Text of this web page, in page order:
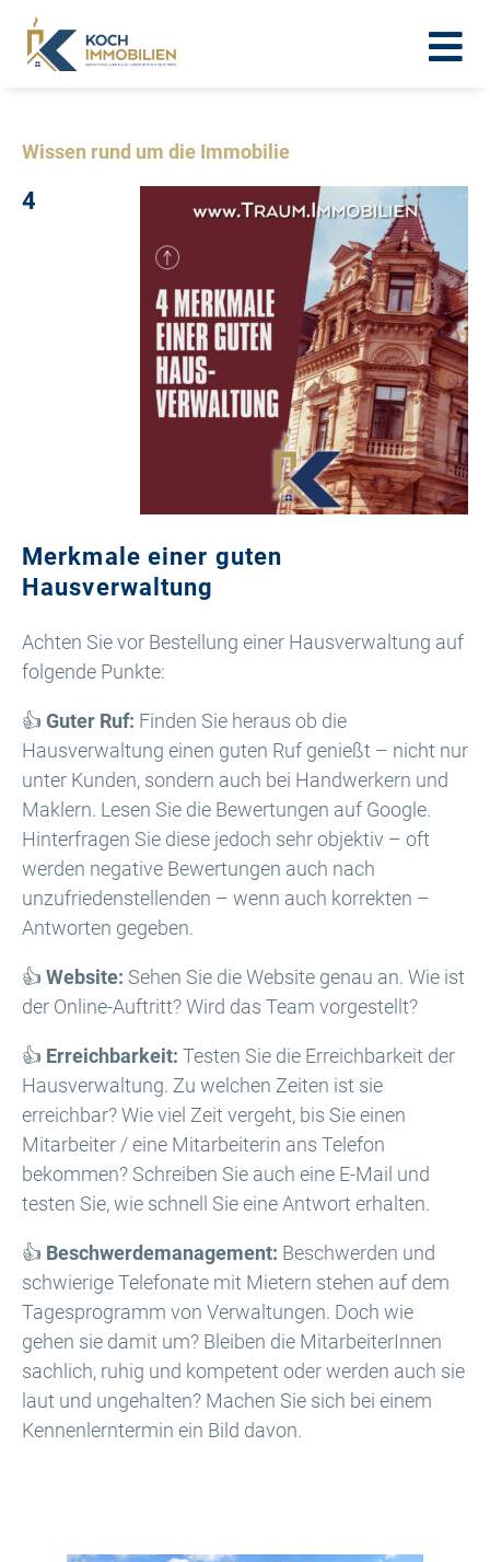
Wissen rund um die Immobilie
4
Merkmale einer guten
Hausverwaltung
Achten Sie vor Bestellung einer Hausverwaltung auf
folgende Punkte:
👍 Guter Ruf: Finden Sie heraus ob die
Hausverwaltung einen guten Ruf genießt – nicht nur
unter Kunden, sondern auch bei Handwerkern und
Maklern. Lesen Sie die Bewertungen auf Google.
Hinterfragen Sie diese jedoch sehr objektiv – oft
werden negative Bewertungen auch nach
unzufriedenstellenden – wenn auch korrekten –
Antworten gegeben.
👍 Website: Sehen Sie die Website genau an. Wie ist
der Online-Auftritt? Wird das Team vorgestellt?
👍 Erreichbarkeit: Testen Sie die Erreichbarkeit der
Hausverwaltung. Zu welchen Zeiten ist sie
erreichbar? Wie viel Zeit vergeht, bis Sie einen
Mitarbeiter / eine Mitarbeiterin ans Telefon
bekommen? Schreiben Sie auch eine E-Mail und
testen Sie, wie schnell Sie eine Antwort erhalten.
👍 Beschwerdemanagement: Beschwerden und
schwierige Telefonate mit Mietern stehen auf dem
Tagesprogramm von Verwaltungen. Doch wie
gehen sie damit um? Bleiben die MitarbeiterInnen
sachlich, ruhig und kompetent oder werden auch sie
laut und ungehalten? Machen Sie sich bei einem
Kennenlerntermin ein Bild davon.